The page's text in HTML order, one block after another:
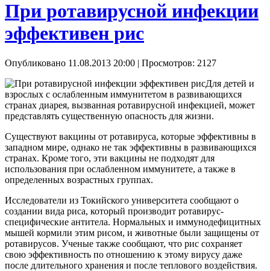
При ротавирусной инфекции
эффективен рис
Опубликовано 11.08.2013 20:00 | Просмотров: 2127
Для детей и
взрослых с ослабленным иммунитетом в развивающихся
странах диарея, вызванная ротавирусной инфекцией, может
представлять существенную опасность для жизни.
Существуют вакцины от ротавируса, которые эффективны в
западном мире, однако не так эффективны в развивающихся
странах. Кроме того, эти вакцины не подходят для
использования при ослабленном иммунитете, а также в
определенных возрастных группах.
Исследователи из Токийского университета сообщают о
создании вида риса, который производит ротавирус-
специфические антитела. Нормальных и иммунодефицитных
мышей кормили этим рисом, и животные были защищены от
ротавирусов. Ученые также сообщают, что рис сохраняет
свою эффективность по отношению к этому вирусу даже
после длительного хранения и после теплового воздействия.